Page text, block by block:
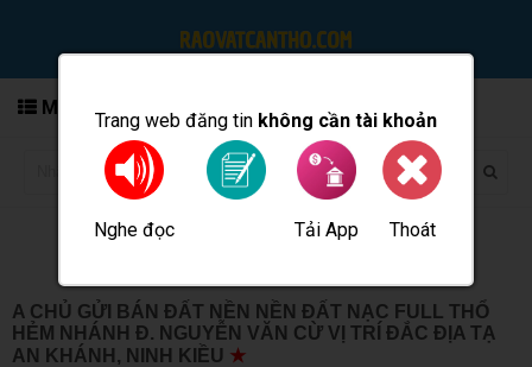
Trang web đăng tin không cần tài khoản
Nghe đọc Tải App Thoát
MENU
A CHỦ GỬI BÁN ĐẤT NỀN NỀN ĐẤT NẠC FULL THỔ
HẺM NHÁNH Đ. NGUYỄN VĂN CỪ VỊ TRÍ ĐẮC ĐỊA TẠ
AN KHÁNH, NINH KIỀU ★